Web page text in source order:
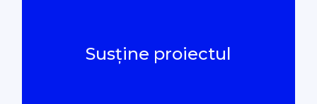
Susține proiectul